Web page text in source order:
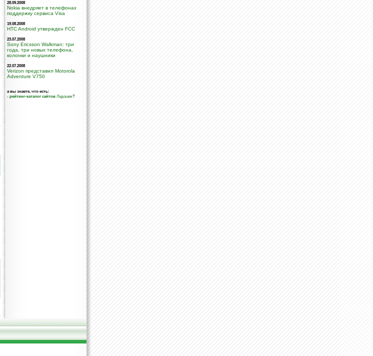
28.09.2008
Nokia внедряет в телефонах
поддержку сервиса Visa
19.08.2008
HTC Android утвержден FCC
23.07.2008
Sony Ericsson Walkman: три
года, три новых телефона,
колонки и наушники
22.07.2008
Verizon представил Motorola
Adventure V750
а вы знаете, что есть:
- рейтинг-каталог сайтов Ладошек?